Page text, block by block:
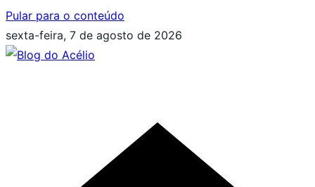
Pular para o conteúdo
sexta-feira, 7 de agosto de 2026